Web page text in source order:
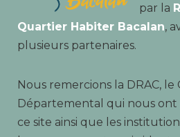
par la
Quartier Habiter Bacalan,
plusieurs partenaires.
Nous remercions la DRAC, le
Départemental qui nous ont
ce site ainsi que les